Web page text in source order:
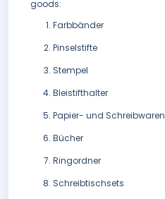
goods:
Farbbänder
Pinselstifte
Stempel
Bleistifthalter
Papier- und Schreibwaren
Bücher
Ringordner
Schreibtischsets